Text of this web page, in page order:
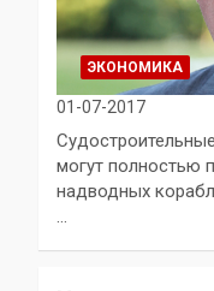
ЭКОНОМИКА
01-07-2017
могут полностью
надводных
…